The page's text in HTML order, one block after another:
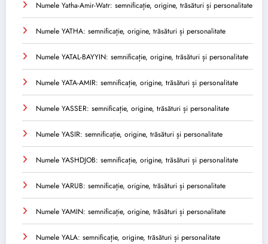
Numele Yatha-Amir-Watr: semnificație, origine, trăsături și personalitate
Numele YATHA: semnificație, origine, trăsături și personalitate
Numele YATAL-BAYYIN: semnificație, origine, trăsături și personalitate
Numele YATA-AMIR: semnificație, origine, trăsături și personalitate
Numele YASSER: semnificație, origine, trăsături și personalitate
Numele YASIR: semnificație, origine, trăsături și personalitate
Numele YASHDJOB: semnificație, origine, trăsături și personalitate
Numele YARUB: semnificație, origine, trăsături și personalitate
Numele YAMIN: semnificație, origine, trăsături și personalitate
Numele YALA: semnificație, origine, trăsături și personalitate